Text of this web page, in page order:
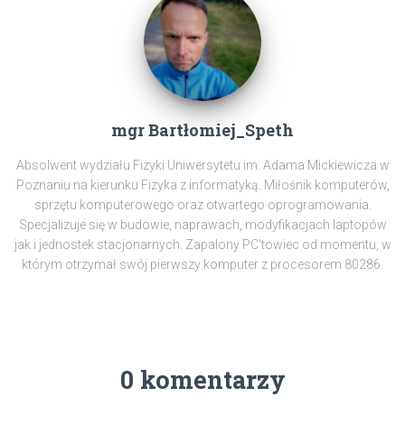
mgr Bartłomiej_Speth
Absolwent wydziału Fizyki Uniwersytetu im. Adama Mickiewicza w
Poznaniu na kierunku Fizyka z informatyką. Miłośnik komputerów,
sprzętu komputerowego oraz otwartego oprogramowania.
Specjalizuje się w budowie, naprawach, modyfikacjach laptopów
jak i jednostek stacjonarnych. Zapalony PC'towiec od momentu, w
którym otrzymał swój pierwszy komputer z procesorem 80286.
0 komentarzy